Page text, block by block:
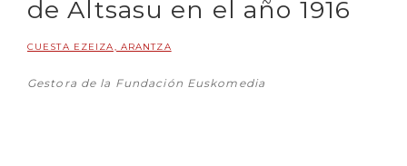
de Altsasu en el año 1916
CUESTA EZEIZA, ARANTZA
Gestora de la Fundación Euskomedia